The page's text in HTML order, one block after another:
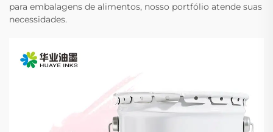
para embalagens de alimentos, nosso portfólio atende suas
necessidades.